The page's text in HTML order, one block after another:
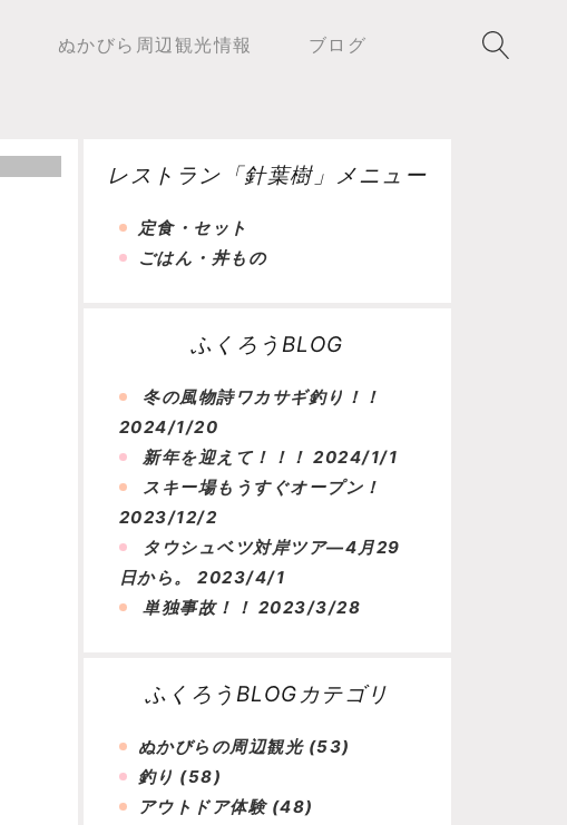
ぬかびら周辺観光情報 ブログ
レストラン「針葉樹」メニュー
定食・セット
ごはん・丼もの
ふくろうBLOG
冬の風物詩ワカサギ釣り！！
2024/1/20
新年を迎えて！！！ 2024/1/1
スキー場もうすぐオープン！
2023/12/2
タウシュベツ対岸ツア―4月29
日から。
2023/4/1
単独事故！！ 2023/3/28
ふくろうBLOGカテゴリ
ぬかびらの周辺観光(53)
釣り (58)
アウトドア体験(48)